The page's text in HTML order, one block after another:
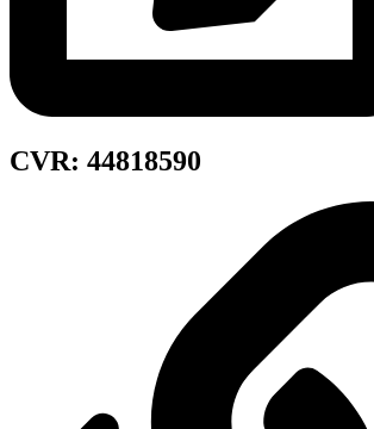
CVR: 44818590